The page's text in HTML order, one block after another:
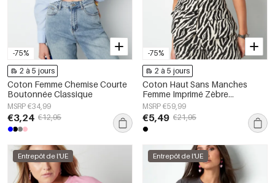
-75%
2 à 5 jours
Coton Femme Chemise Courte
Boutonnée Classique
MSRP €34,99
€3,24 €12,95
-75%
2 à 5 jours
Coton Haut Sans Manches
Femme Imprimé Zèbre
Boutonnage Avant
MSRP €59,99
€5,49 €21,95
Entrepôt de l'UE Entrepôt de l'UE